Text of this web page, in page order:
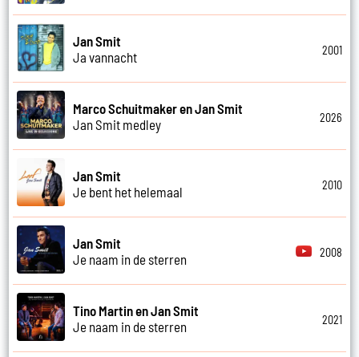
Jan Smit
Ja vannacht
2001
Marco Schuitmaker en Jan Smit
Jan Smit medley
2026
Jan Smit
Je bent het helemaal
2010
Jan Smit
Je naam in de sterren
2008
Tino Martin en Jan Smit
Je naam in de sterren
2021